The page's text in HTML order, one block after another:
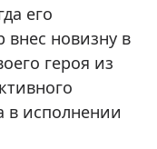
его
внес новизну в
героя из
исполнении